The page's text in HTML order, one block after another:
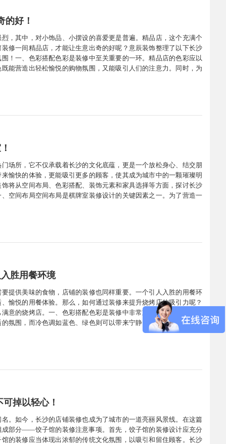
的好！
，其中，对小饰品、小摆设的喜爱更是普遍。精品店，这个充满个
修一间精品店，才能让生意出奇的好呢？意辰装饰整理了以下长沙
！一、色彩搭配色彩是装修中至关重要的一环。精品店的色彩应以
能营造出轻松愉悦的购物氛围，又能吸引人们的注意力。同时，为
场所，它不仅承载着长沙的文化底蕴，更是一个放松身心、结交朋
愉快的体验，更能吸引更多的顾客，使其成为城市中的一颗璀璨明
将从空间布局、色彩搭配、装饰元素和家具选择等方面，探讨长沙
空间布局空间布局是棋牌室装修设计的关键因素之一。为了营造一
胜用餐环境
提供美味的食物，店铺的装修也同样重要。一个引人入胜的用餐环
愉悦的用餐体验。那么，如何通过装修来提升烧烤店的吸引力呢？
意的烧烤店。一、色彩搭配色彩是装修中非常重要的一环。色彩可
氛围，而冷色调如蓝色、绿色则可以带来宁静、放松的感觉。在烧
调，以营造出一种轻松愉快的用餐氛围。二、灯光设计灯光是营造
掉以轻心！
。如今，长沙的店铺装修也成为了城市的一道亮丽风景线。在这篇
部分——饺子馆的装修注意事项。首先，饺子馆的装修设计应充分
的装修应当体现出浓郁的传统文化氛围，以吸引和留住顾客。长沙